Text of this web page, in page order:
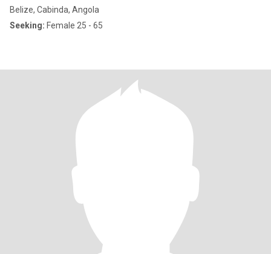
Belize, Cabinda, Angola
Seeking: Female 25 - 65